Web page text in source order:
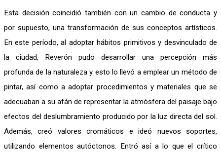
Esta decisión coincidió también con un cambio de conducta y
por supuesto, una transformación de sus conceptos artísticos.
En este período, al adoptar hábitos primitivos y desvinculado de
la ciudad, Reverón pudo desarrollar una percepción más
profunda de la naturaleza y esto lo llevó a emplear un método de
pintar, así como a adoptar procedimientos y materiales que se
adecuaban a su afán de representar la atmósfera del paisaje bajo
efectos del deslumbramiento producido por la luz directa del sol.
Además, creó valores cromáticos e ideó nuevos soportes,
utilizando elementos autóctonos. Entró así a lo que el crítico